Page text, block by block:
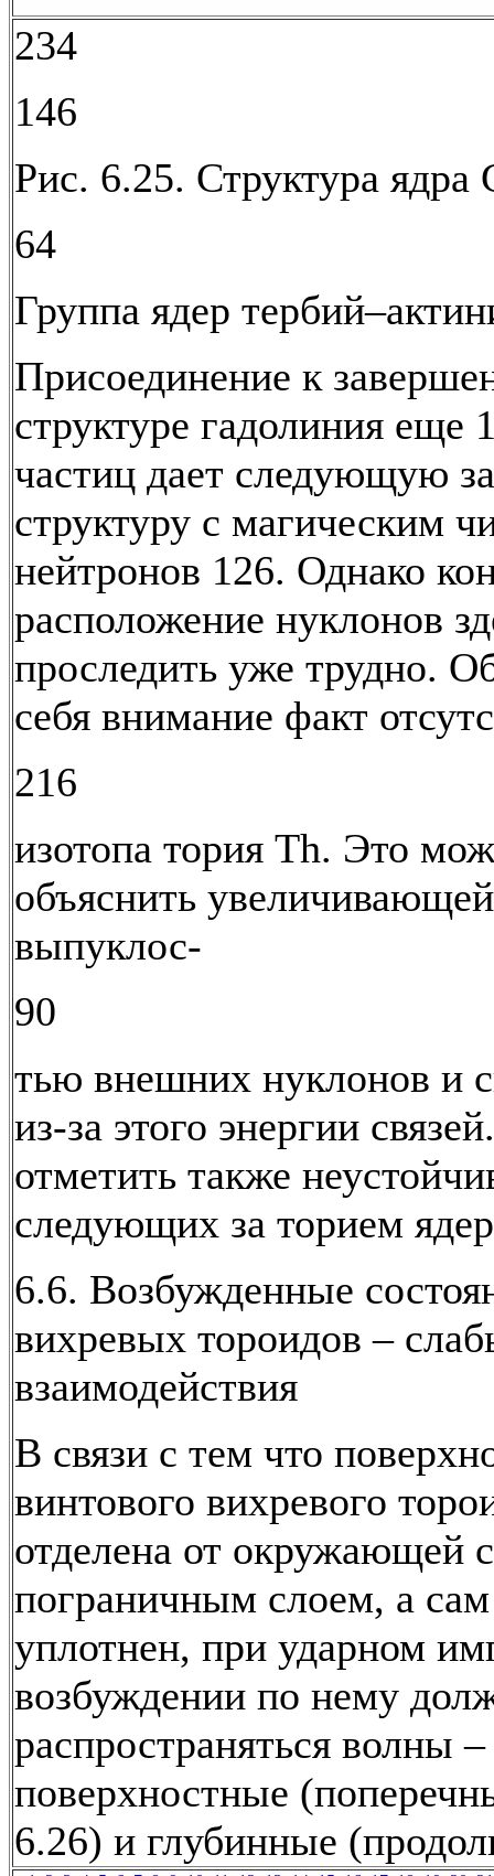
234
146
Рис. 6.25. Структура ядра
64
Группа ядер
Присоединение к
структуре гадолиния еще
частиц дает следующую
структуру с магическим
нейтронов 126. Однако
расположение нуклонов
проследить уже трудно.
себя внимание факт
216
изотопа тория Th. Это
объяснить
выпуклос-
90
тью внешних нуклонов и
из-за этого энергии
отметить также
следующих за торием
6.6. Возбужденные
вихревых тороидов –
взаимодействия
В связи с тем что
винтового вихревого
отделена от окружающей
пограничным слоем, а
уплотнен, при ударном
возбуждении по нему
распространяться волны –
поверхностные
6.26) и глубинные